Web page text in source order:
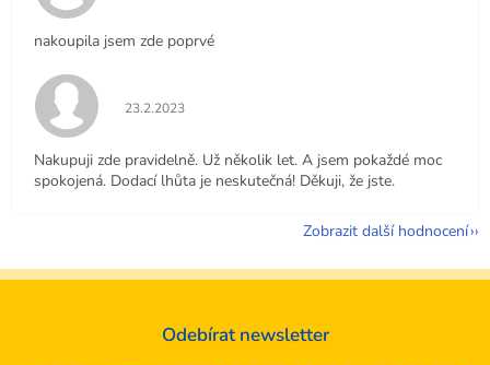
nakoupila jsem zde poprvé
Hodnocení obchodu je 5 z 5 hvězdiček.
23.2.2023
Nakupuji zde pravidelně. Už několik let. A jsem pokaždé moc
spokojená. Dodací lhůta je neskutečná! Děkuji, že jste.
Zobrazit další hodnocení
Odebírat newsletter